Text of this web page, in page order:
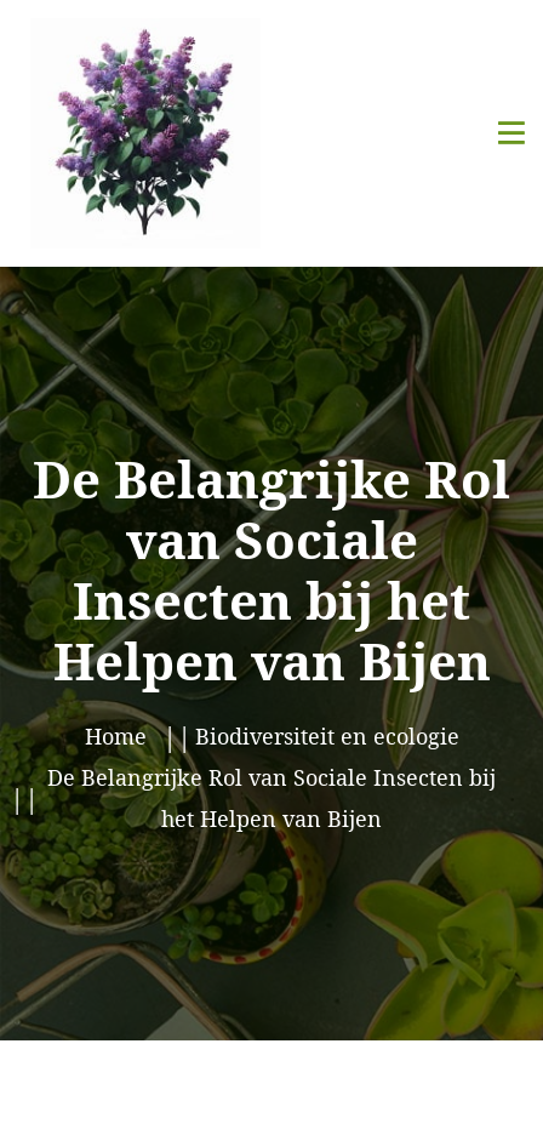
De Belangrijke Rol
van Sociale
Insecten bij het
Helpen van Bijen
Home
Biodiversiteit en ecologie
De Belangrijke Rol van Sociale Insecten bij
het Helpen van Bijen